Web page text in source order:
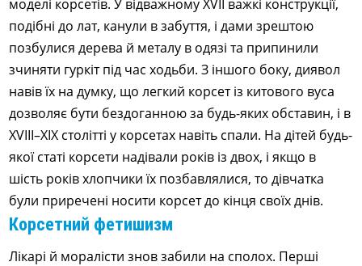
моделі корсетів. У відважному XVII важкі конструкції,
подібні до лат, канули в забуття, і дами зрештою
позбулися дерева й металу в одязі та припинили
зчиняти гуркіт під час ходьби. З іншого боку, диявол
навів їх на думку, що легкий корсет із китового вуса
дозволяє бути бездоганною за будь-яких обставин, і в
XVIII–XIX столітті у корсетах навіть спали. На дітей будь-
якої статі корсети надівали років із двох, і якщо в
шість років хлопчики їх позбавлялися, то дівчатка
були приречені носити корсет до кінця своїх днів.
Корсетний фетишизм
Лікарі й моралісти знов забили на сполох. Перші